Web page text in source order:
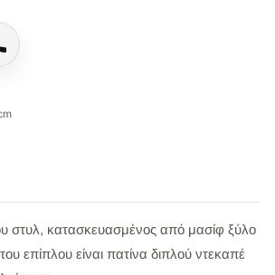
στυλ, κατασκευασμένος από μασίφ ξύλο
επίπλου είναι πατίνα διπλού ντεκαπέ